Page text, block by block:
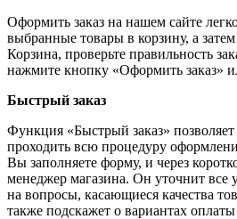
Оформить заказ на нашем сайте
выбранные товары в корзину, а
Корзина, проверьте правильность
нажмите кнопку «Оформить заказ»
Быстрый заказ
Функция «Быстрый заказ»
проходить всю процедуру
Вы заполняете форму, и через
менеджер магазина. Он уточнит все
на вопросы, касающиеся качества
также подскажет о вариантах